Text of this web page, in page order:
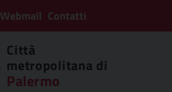
Webmail Contatti
Città
metropolitana di
Palermo